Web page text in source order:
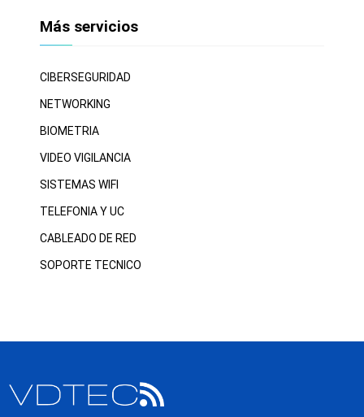
Más servicios
CIBERSEGURIDAD
NETWORKING
BIOMETRIA
VIDEO VIGILANCIA
SISTEMAS WIFI
TELEFONIA Y UC
CABLEADO DE RED
SOPORTE TECNICO